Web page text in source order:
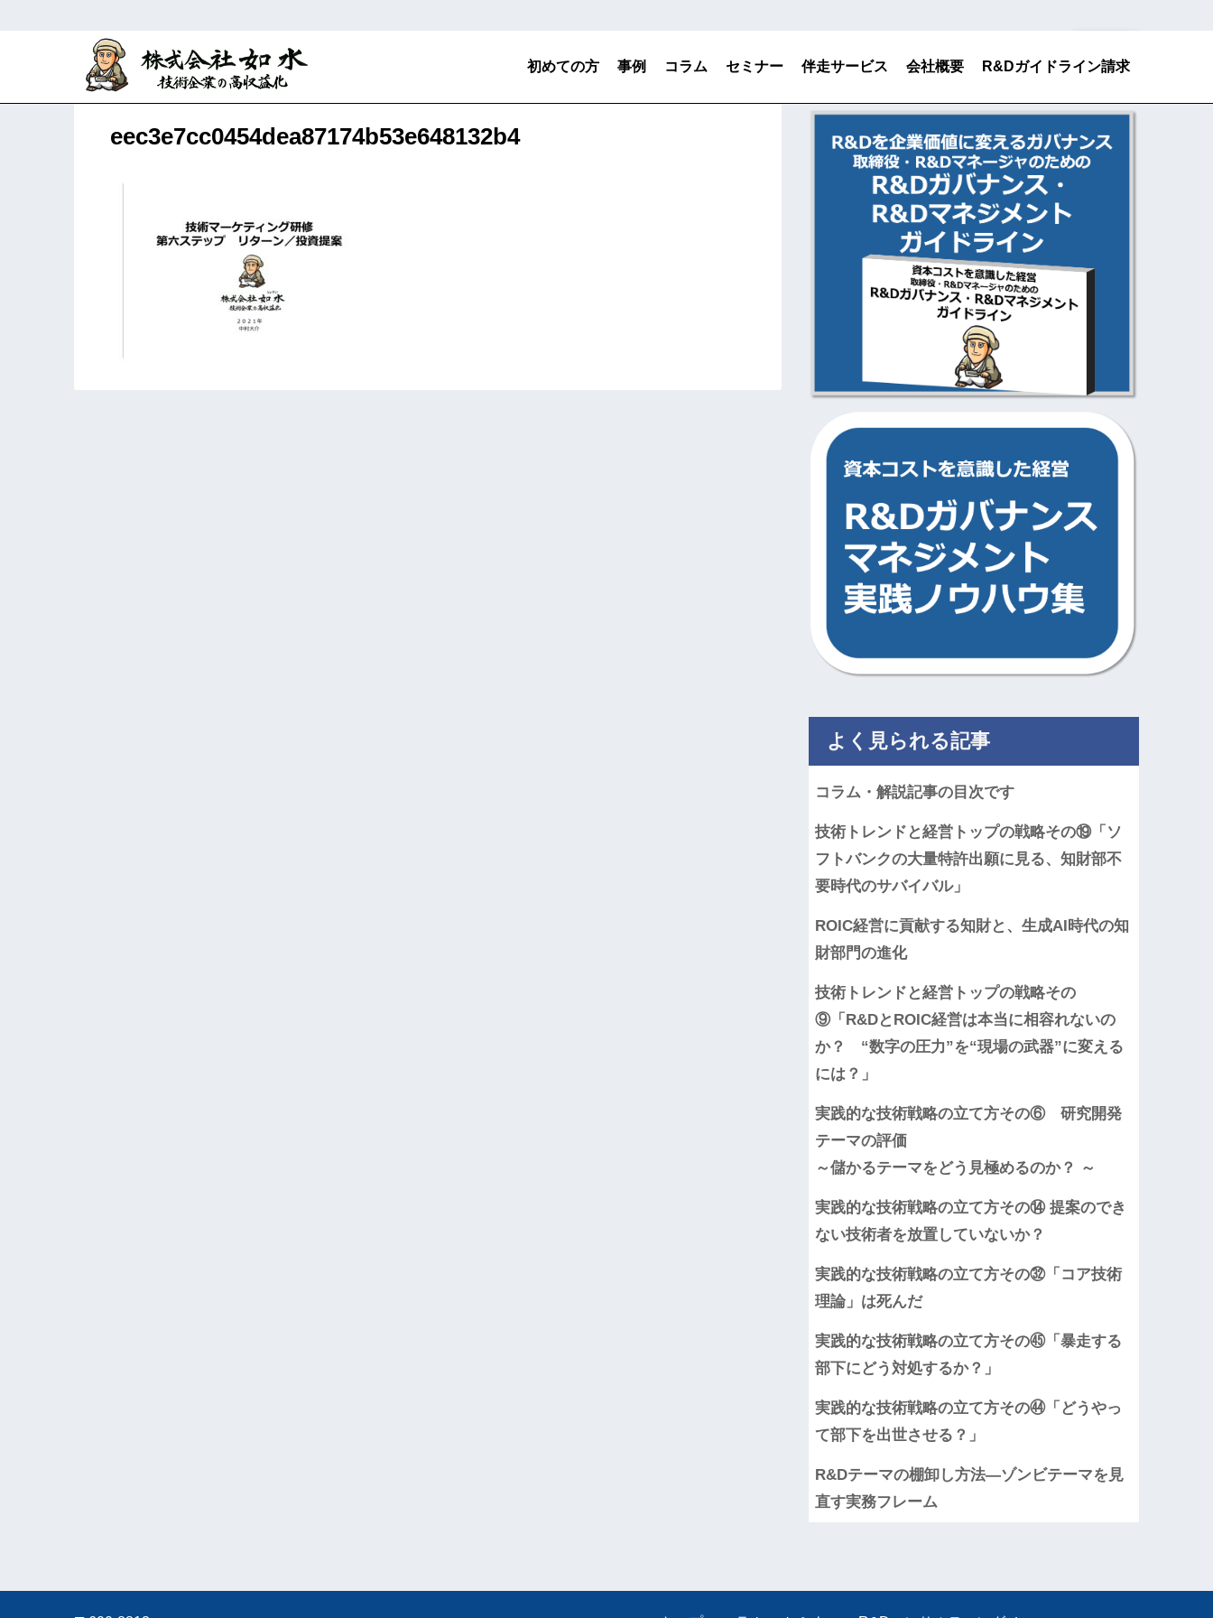
初めての方 事例 コラム セミナー 伴走サービス 会社概要 R&Dガイドライン請求
ホーム AAAクライアント専用ページ
eec3e7cc0454dea87174b53e648132b4
よく見られる記事
コラム・解説記事の目次です
技術トレンドと経営トップの戦略その⑲「ソ
フトバンクの大量特許出願に見る、知財部不
要時代のサバイバル」
ROIC経営に貢献する知財と、生成AI時代の知
財部門の進化
技術トレンドと経営トップの戦略その
⑨「R&DとROIC経営は本当に相容れないの
か？ “数字の圧力”を“現場の武器”に変える
には？」
実践的な技術戦略の立て方その⑥ 研究開発
テーマの評価
～儲かるテーマをどう見極めるのか？ ～
実践的な技術戦略の立て方その⑭ 提案のでき
ない技術者を放置していないか？
実践的な技術戦略の立て方その㉜「コア技術
理論」は死んだ
実践的な技術戦略の立て方その㊺「暴走する
部下にどう対処するか？」
実践的な技術戦略の立て方その㊹「どうやっ
て部下を出世させる？」
R&Dテーマの棚卸し方法―ゾンビテーマを見
直す実務フレーム